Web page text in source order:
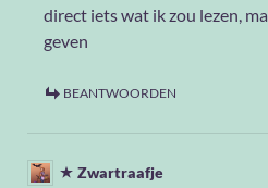
direct iets wat ik zou lezen,
geven
BEANTWOORDEN
Zwartraafje